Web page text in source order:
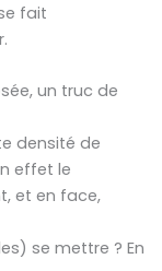
fait
un truc de
densité de
effet le
et en face,
se mettre ? En